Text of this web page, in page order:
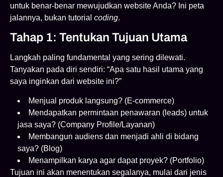
untuk benar-benar mewujudkan website Anda? Ini peta
jalannya, bukan tutorial coding.
Tahap 1: Tentukan Tujuan Utama
Langkah paling fundamental yang sering dilewati.
Tanyakan pada diri sendiri: “Apa satu hasil utama yang
saya inginkan dari website ini?”
Menjual produk langsung? (E-commerce)
Mendapatkan permintaan penawaran (leads) untuk
jasa saya? (Company Profile/Layanan)
Membangun audiens dan menjadi ahli di bidang
saya? (Blog)
Menampilkan karya agar dapat proyek? (Portfolio)
Tujuan ini akan menentukan segalanya, mulai dari jenis